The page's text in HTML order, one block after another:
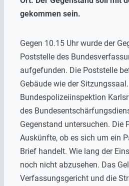
gekommen sein.
Gegen 10.15 Uhr wurde der
Poststelle des
aufgefunden. Die Poststelle
Gebäude wie der
Bundespolizeiinspektion
des
Gegenstand untersuchen. Die
Auskünfte, ob es sich um ein
Brief handelt. Wie lang der
noch nicht abzusehen. Das
Verfassungsgericht und die